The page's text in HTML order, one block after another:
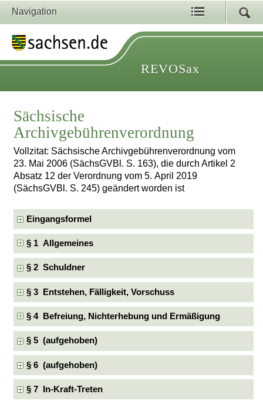
Navigation
REVOSax
Sächsische
Archivgebührenverordnung
Vollzitat: Sächsische Archivgebührenverordnung vom
23. Mai 2006 (SächsGVBl. S. 163), die durch Artikel 2
Absatz 12 der Verordnung vom 5. April 2019
(SächsGVBl. S. 245) geändert worden ist
Eingangsformel
§ 1 Allgemeines
§ 2 Schuldner
§ 3 Entstehen, Fälligkeit, Vorschuss
§ 4 Befreiung, Nichterhebung und Ermäßigung
§ 5 (aufgehoben)
§ 6 (aufgehoben)
§ 7 In-Kraft-Treten